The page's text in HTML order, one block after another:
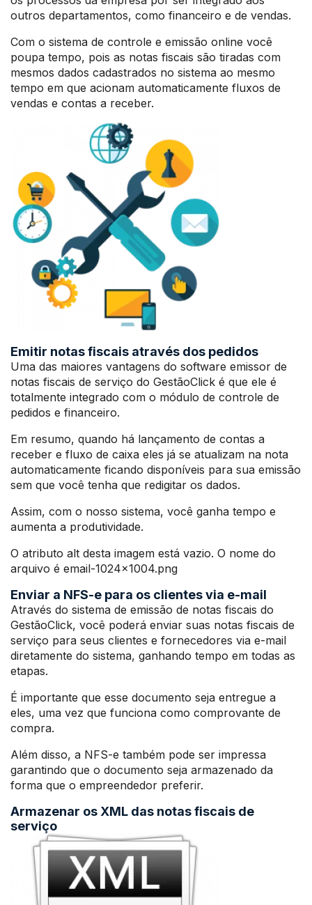
outros departamentos, como financeiro e de vendas.
Com o sistema de controle e emissão online você
poupa tempo, pois as notas fiscais são tiradas com
mesmos dados cadastrados no sistema ao mesmo
tempo em que acionam automaticamente fluxos de
vendas e contas a receber.
Emitir notas fiscais através dos pedidos
Uma das maiores vantagens do software emissor de
notas fiscais de serviço do GestãoClick é que ele é
totalmente integrado com o módulo de controle de
pedidos e financeiro.
Em resumo, quando há lançamento de contas a
receber e fluxo de caixa eles já se atualizam na nota
automaticamente ficando disponíveis para sua emissão
sem que você tenha que redigitar os dados.
Assim, com o nosso sistema, você ganha tempo e
aumenta a produtividade.
O atributo alt desta imagem está vazio. O nome do
arquivo é email-1024×1004.png
Enviar a NFS-e para os clientes via e-mail
Através do sistema de emissão de notas fiscais do
GestãoClick, você poderá enviar suas notas fiscais de
serviço para seus clientes e fornecedores via e-mail
diretamente do sistema, ganhando tempo em todas as
etapas.
É importante que esse documento seja entregue a
eles, uma vez que funciona como comprovante de
compra.
Além disso, a NFS-e também pode ser impressa
garantindo que o documento seja armazenado da
forma que o empreendedor preferir.
Armazenar os XML das notas fiscais de
serviço